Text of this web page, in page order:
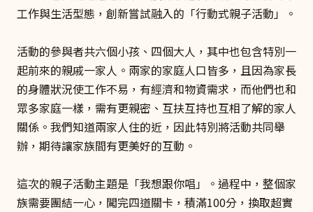
工作與生活型態，創新嘗試融入的「行動式親子活動」。
活動的參與者共六個小孩、四個大人，其中也包含特別一
起前來的親戚一家人。兩家的家庭人口皆多，且因為家長
的身體狀況使工作不易，有經濟和物資需求，而他們也和
眾多家庭一樣，需有更親密、互扶互持也互相了解的家人
關係。我們知道兩家人住的近，因此特別將活動共同舉
辦，期待讓家族間有更美好的互動。
這次的親子活動主題是「我想跟你唱」。過程中，整個家
族需要團結一心，闖完四道關卡，積滿100分，換取超實